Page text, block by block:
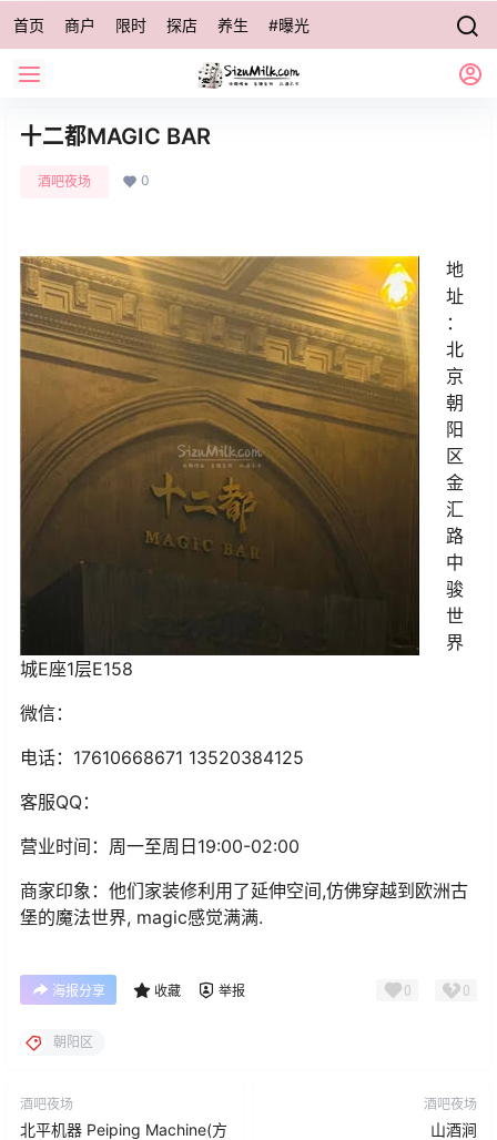
首页 商户 限时 探店 养生 #曝光
十二都MAGIC BAR
酒吧夜场 0
地
址
：
北
京
朝
阳
区
金
汇
路
中
骏
世
界
城E座1层E158
微信：
电话：17610668671 13520384125
客服QQ：
营业时间：周一至周日19:00-02:00
商家印象：他们家装修利用了延伸空间,仿佛穿越到欧洲古
堡的魔法世界, magic感觉满满.
海报分享 收藏 举报 0 0
朝阳区
酒吧夜场
北平机器 Peiping Machine(方
酒吧夜场
山酒涧